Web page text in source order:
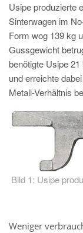
MAGMA
PT
ES
MAGMA Türkei
EN
TR
MAGMA China
EN
ZH
Usipe produzierte
Sinterwagen im
Form wog 139 kg
Gussgewicht
benötigte Usipe
und erreichte
Metall-Verhältnis
Bild 1: Usipe
Weniger